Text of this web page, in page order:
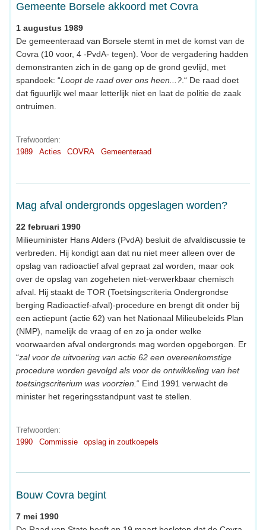
Gemeente Borsele akkoord met Covra
1 augustus 1989
De gemeenteraad van Borsele stemt in met de komst van de
Covra (10 voor, 4 -PvdA- tegen). Voor de vergadering hadden
demonstranten zich in de gang op de grond gevlijd, met
spandoek: “Loopt de raad over ons heen...?.“ De raad doet
dat figuurlijk wel maar letterlijk niet en laat de politie de zaak
ontruimen.
Trefwoorden:
1989
Acties COVRA Gemeenteraad
Mag afval ondergronds opgeslagen worden?
22 februari 1990
Milieuminister Hans Alders (PvdA) besluit de afvaldiscussie te
verbreden. Hij kondigt aan dat nu niet meer alleen over de
opslag van radioactief afval gepraat zal worden, maar ook
over de opslag van zogeheten niet-verwerkbaar chemisch
afval. Hij staakt de TOR (Toetsingscriteria Ondergrondse
berging Radioactief-afval)-procedure en brengt dit onder bij
een actiepunt (actie 62) van het Nationaal Milieubeleids Plan
(NMP), namelijk de vraag of en zo ja onder welke
voorwaarden afval ondergronds mag worden opgeborgen. Er
“zal voor de uitvoering van actie 62 een overeenkomstige
procedure worden gevolgd als voor de ontwikkeling van het
toetsingscriterium was voorzien. “ Eind 1991 verwacht de
minister het regeringsstandpunt vast te stellen.
Trefwoorden:
1990
Commissie opslag in zoutkoepels
Bouw Covra begint
7 mei 1990